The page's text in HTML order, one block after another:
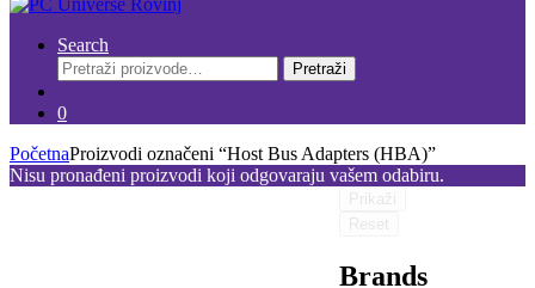
Search
Pretraži:
Pretraži
0
PočetnaProizvodi označeni “Host Bus Adapters (HBA)”
Nisu pronađeni proizvodi koji odgovaraju vašem odabiru.
Brands